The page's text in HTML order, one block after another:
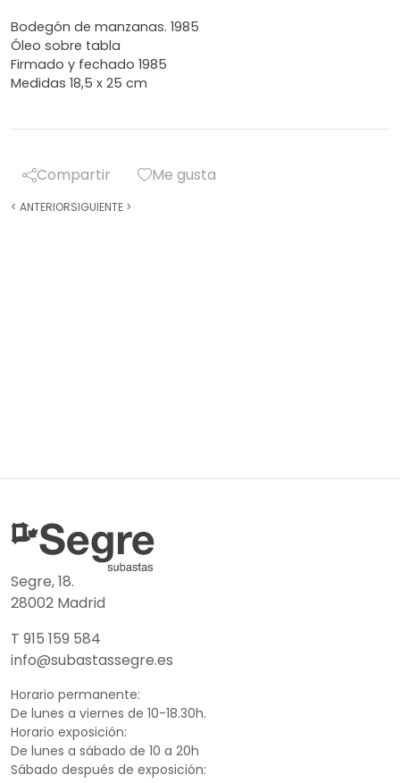
Bodegón de manzanas. 1985
Óleo sobre tabla
Firmado y fechado 1985
Medidas 18,5 x 25 cm
Compartir Me gusta
< ANTERIORSIGUIENTE >
Segre, 18.
28002 Madrid
T 915 159 584
info@subastassegre.es
Horario permanente:
De lunes a viernes de 10-18.30h.
Horario exposición:
De lunes a sábado de 10 a 20h
Sábado después de exposición: